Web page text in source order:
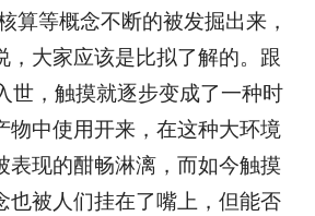
算等概念不断的被发掘出来，
，大家应该是比拟了解的。跟
世，触摸就逐步变成了一种时
物中使用开来，在这种大环境
表现的酣畅淋漓，而如今触摸
也被人们挂在了嘴上，但能否